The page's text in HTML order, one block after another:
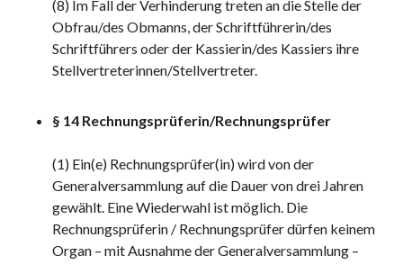
(8) Im Fall der Verhinderung treten an die Stelle der
Obfrau/des Obmanns, der Schriftführerin/des
Schriftführers oder der Kassierin/des Kassiers ihre
Stellvertreterinnen/Stellvertreter.
§ 14 Rechnungsprüferin/Rechnungsprüfer
(1) Ein(e) Rechnungsprüfer(in) wird von der
Generalversammlung auf die Dauer von drei Jahren
gewählt. Eine Wiederwahl ist möglich. Die
Rechnungsprüferin / Rechnungsprüfer dürfen keinem
Organ – mit Ausnahme der Generalversammlung –